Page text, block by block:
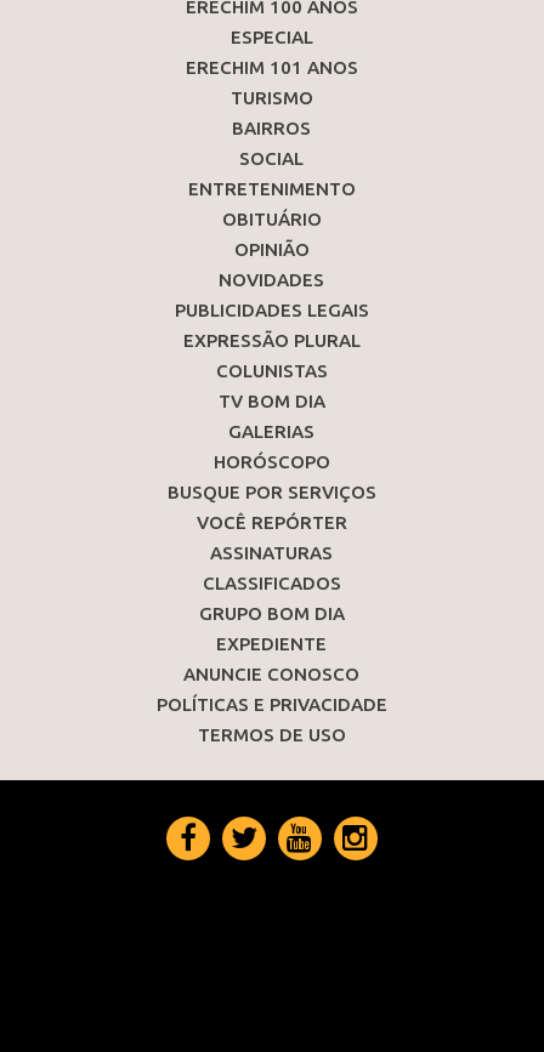
ERECHIM 100 ANOS
ESPECIAL
ERECHIM 101 ANOS
TURISMO
BAIRROS
SOCIAL
ENTRETENIMENTO
OBITUÁRIO
OPINIÃO
NOVIDADES
PUBLICIDADES LEGAIS
EXPRESSÃO PLURAL
COLUNISTAS
TV BOM DIA
GALERIAS
HORÓSCOPO
BUSQUE POR SERVIÇOS
VOCÊ REPÓRTER
ASSINATURAS
CLASSIFICADOS
GRUPO BOM DIA
EXPEDIENTE
ANUNCIE CONOSCO
POLÍTICAS E PRIVACIDADE
TERMOS DE USO